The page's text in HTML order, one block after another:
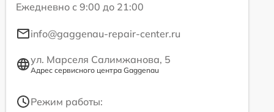
Ежедневно с 9:00 до 21:00
info@gaggenau-repair-center.ru
ул. Марселя Салимжанова, 5
Адрес сервисного центра Gaggenau
Режим работы: